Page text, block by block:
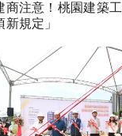
商注意！桃園建築
新規定」